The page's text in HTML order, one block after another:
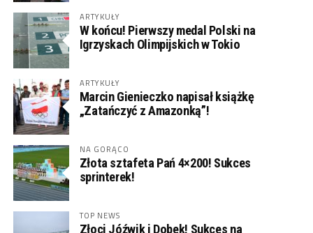
ARTYKUŁY
W końcu! Pierwszy medal Polski na
Igrzyskach Olimpijskich w Tokio
ARTYKUŁY
Marcin Gienieczko napisał książkę
„Zatańczyć z Amazonką”!
NA GORĄCO
Złota sztafeta Pań 4×200! Sukces
sprinterek!
TOP NEWS
Złoci Jóźwik i Dobek! Sukces na